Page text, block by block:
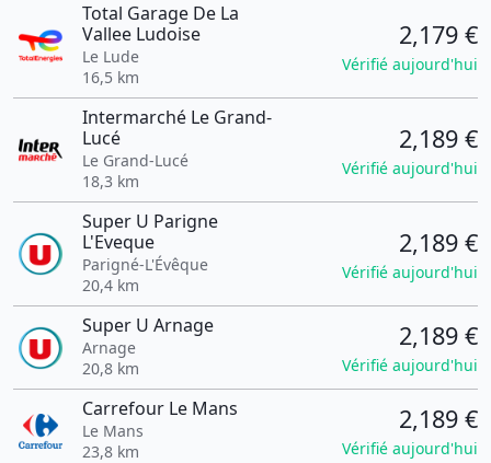
Total Garage De La
Vallee Ludoise
Le Lude
16,5 km
2,179 €
Vérifié aujourd'hui
Intermarché Le Grand-
Lucé
Le Grand-Lucé
18,3 km
2,189 €
Vérifié aujourd'hui
Super U Parigne
L'Eveque
Parigné-L'Évêque
20,4 km
2,189 €
Vérifié aujourd'hui
Super U Arnage
Arnage
20,8 km
2,189 €
Vérifié aujourd'hui
Carrefour Le Mans
Le Mans
23,8 km
2,189 €
Vérifié aujourd'hui